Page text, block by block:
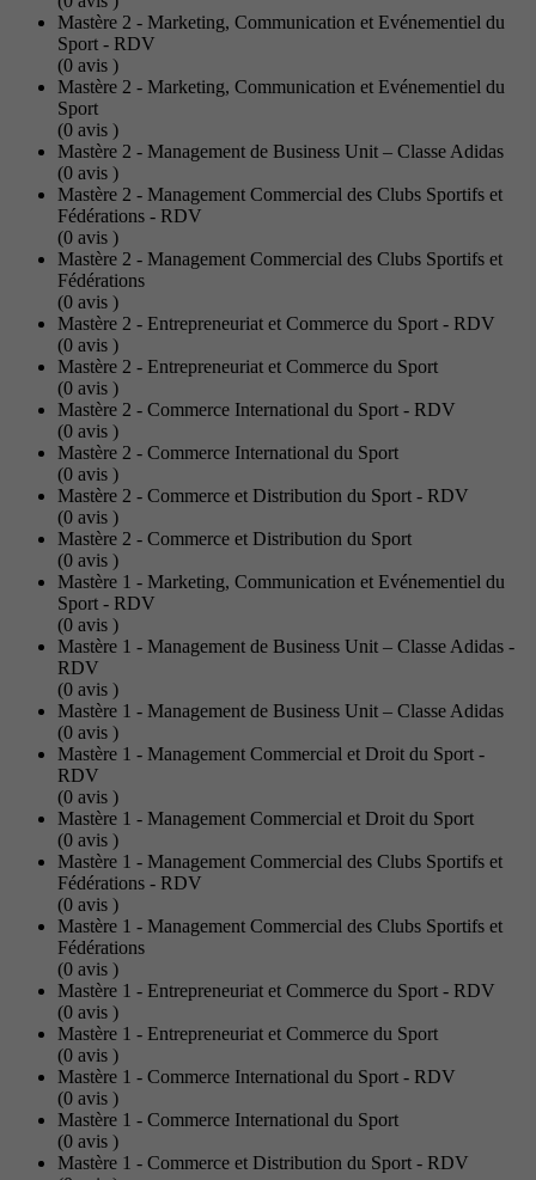
Mastère 2 - Marketing, Communication et Evénementiel du
Sport - RDV
(0 avis )
Mastère 2 - Marketing, Communication et Evénementiel du
Sport
(0 avis )
Mastère 2 - Management de Business Unit – Classe Adidas
(0 avis )
Mastère 2 - Management Commercial des Clubs Sportifs et
Fédérations - RDV
(0 avis )
Mastère 2 - Management Commercial des Clubs Sportifs et
Fédérations
(0 avis )
Mastère 2 - Entrepreneuriat et Commerce du Sport - RDV
(0 avis )
Mastère 2 - Entrepreneuriat et Commerce du Sport
(0 avis )
Mastère 2 - Commerce International du Sport - RDV
(0 avis )
Mastère 2 - Commerce International du Sport
(0 avis )
Mastère 2 - Commerce et Distribution du Sport - RDV
(0 avis )
Mastère 2 - Commerce et Distribution du Sport
(0 avis )
Mastère 1 - Marketing, Communication et Evénementiel du
Sport - RDV
(0 avis )
Mastère 1 - Management de Business Unit – Classe Adidas -
RDV
(0 avis )
Mastère 1 - Management de Business Unit – Classe Adidas
(0 avis )
Mastère 1 - Management Commercial et Droit du Sport -
RDV
(0 avis )
Mastère 1 - Management Commercial et Droit du Sport
(0 avis )
Mastère 1 - Management Commercial des Clubs Sportifs et
Fédérations - RDV
(0 avis )
Mastère 1 - Management Commercial des Clubs Sportifs et
Fédérations
(0 avis )
Mastère 1 - Entrepreneuriat et Commerce du Sport - RDV
(0 avis )
Mastère 1 - Entrepreneuriat et Commerce du Sport
(0 avis )
Mastère 1 - Commerce International du Sport - RDV
(0 avis )
Mastère 1 - Commerce International du Sport
(0 avis )
Mastère 1 - Commerce et Distribution du Sport - RDV